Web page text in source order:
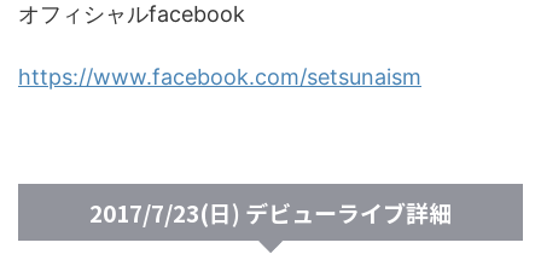
オフィシャルfacebook
https://www.facebook.com/setsunaism
2017/7/23(日) デビューライブ詳細